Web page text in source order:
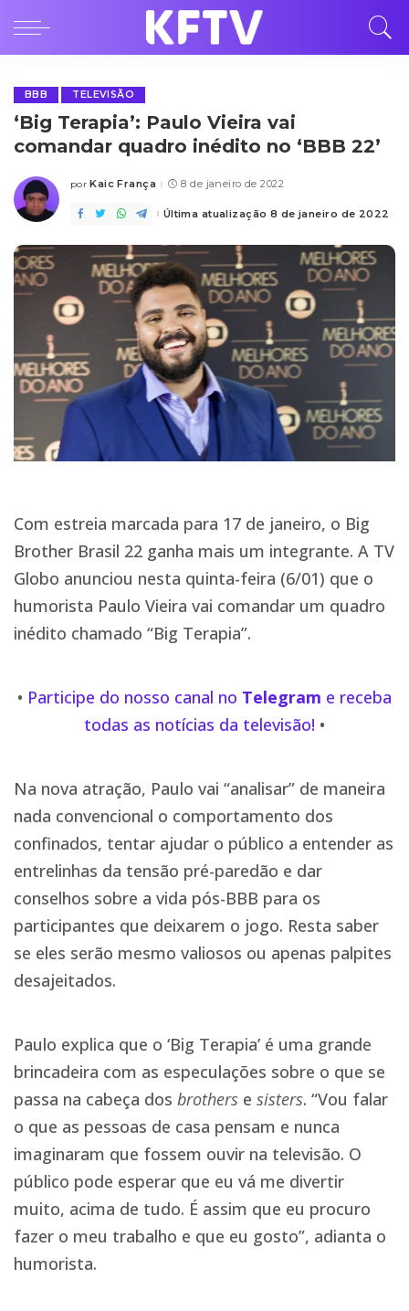
BBB TELEVISÃO
‘Big Terapia’: Paulo Vieira vai
comandar quadro inédito no ‘BBB 22’
Posted
por Kaic França 8 de janeiro de 2022
Última atualização 8 de janeiro de 2022
Com estreia marcada para 17 de janeiro, o Big
Brother Brasil 22 ganha mais um integrante. A TV
Globo anunciou nesta quinta-feira (6/01) que o
humorista Paulo Vieira vai comandar um quadro
inédito chamado “Big Terapia”.
• Participe do nosso canal no Telegram e receba
todas as notícias da televisão! •
Na nova atração, Paulo vai “analisar” de maneira
nada convencional o comportamento dos
confinados, tentar ajudar o público a entender as
entrelinhas da tensão pré-paredão e dar
conselhos sobre a vida pós-BBB para os
participantes que deixarem o jogo. Resta saber
se eles serão mesmo valiosos ou apenas palpites
desajeitados.
Paulo explica que o ‘Big Terapia’ é uma grande
brincadeira com as especulações sobre o que se
passa na cabeça dos brothers e sisters. “Vou falar
o que as pessoas de casa pensam e nunca
imaginaram que fossem ouvir na televisão. O
público pode esperar que eu vá me divertir
muito, acima de tudo. É assim que eu procuro
fazer o meu trabalho e que eu gosto”, adianta o
humorista.